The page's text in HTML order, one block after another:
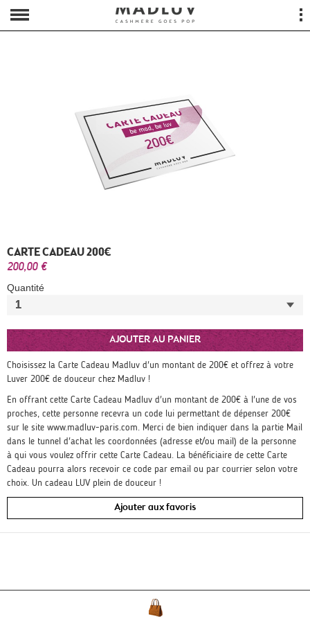
CARTE CADEAU 200€
200,00 €
Quantité
AJOUTER AU PANIER
Choisissez la Carte Cadeau Madluv d'un montant de 200€ et offrez à votre
Luver 200€ de douceur chez Madluv !
En offrant cette Carte Cadeau Madluv d'un montant de 200€ à l'une de vos
proches, cette personne recevra un code lui permettant de dépenser 200€
sur le site www.madluv-paris.com. Merci de bien indiquer dans la partie Mail
dans le tunnel d'achat les coordonnées (adresse et/ou mail) de la personne
à qui vous voulez offrir cette Carte Cadeau. La bénéficiaire de cette Carte
Cadeau pourra alors recevoir ce code par email ou par courrier selon votre
choix. Un cadeau LUV plein de douceur !
Ajouter aux favoris